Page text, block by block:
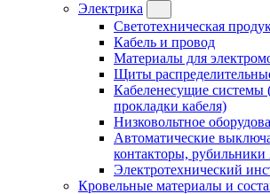
Электрика
Светотехническая
Кабель и провод
Материалы для
Щиты
Кабеленесущие системы
прокладки кабеля)
Низковольтное
Автоматические
контакторы,
Электротехнический
Кровельные материалы и